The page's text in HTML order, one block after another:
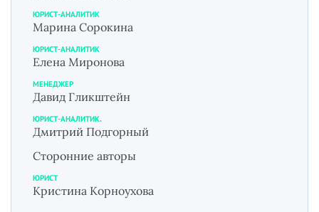
ЮРИСТ-АНАЛИТИК
Марина Сорокина
ЮРИСТ-АНАЛИТИК
Елена Миронова
МЕНЕДЖЕР
Давид Гликштейн
ЮРИСТ-АНАЛИТИК.
Дмитрий Подгорный
Сторонние авторы
ЮРИСТ
Кристина Корноухова